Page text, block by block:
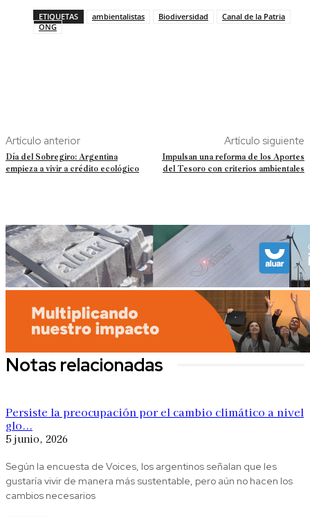
ETIQUETAS ambientalistas Biodiversidad
Canal de la Patria
ONG
Artículo anterior
Día del Sobregiro: Argentina
empieza a vivir a crédito ecológico
Artículo siguiente
Impulsan una reforma de los Aportes
del Tesoro con criterios ambientales
Notas relacionadas
Persiste la preocupación por el cambio climático a nivel
glo...
5 junio, 2026
Según la encuesta de Voices, los argentinos señalan que les
gustaría vivir de manera más sustentable, pero aún no hacen los
cambios necesarios